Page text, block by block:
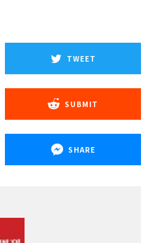
TWEET
SUBMIT
SHARE